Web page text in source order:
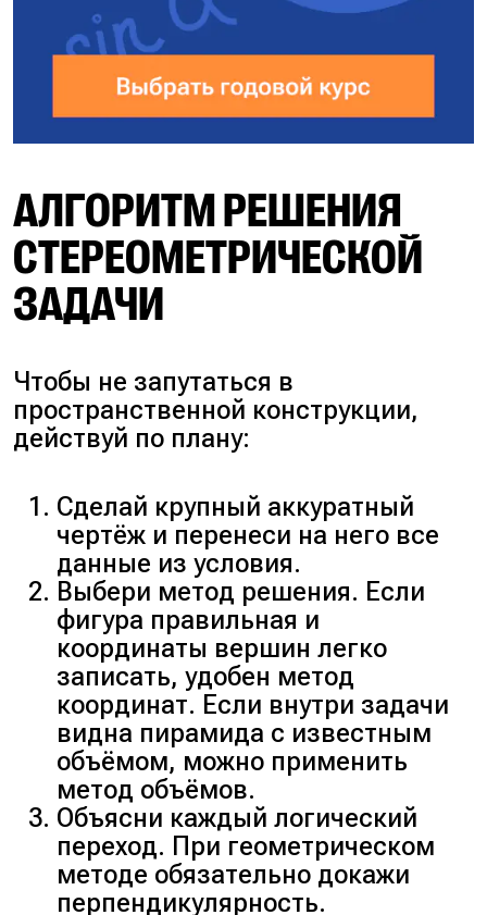
АЛГОРИТМ РЕШЕНИЯ
СТЕРЕОМЕТРИЧЕСКОЙ
ЗАДАЧИ
Чтобы не запутаться в
пространственной конструкции,
действуй по плану:
Сделай крупный аккуратный
чертёж и перенеси на него все
данные из условия.
Выбери метод решения. Если
фигура правильная и
координаты вершин легко
записать, удобен метод
координат. Если внутри задачи
видна пирамида с известным
объёмом, можно применить
метод объёмов.
Объясни каждый логический
переход. При геометрическом
методе обязательно докажи
перпендикулярность.